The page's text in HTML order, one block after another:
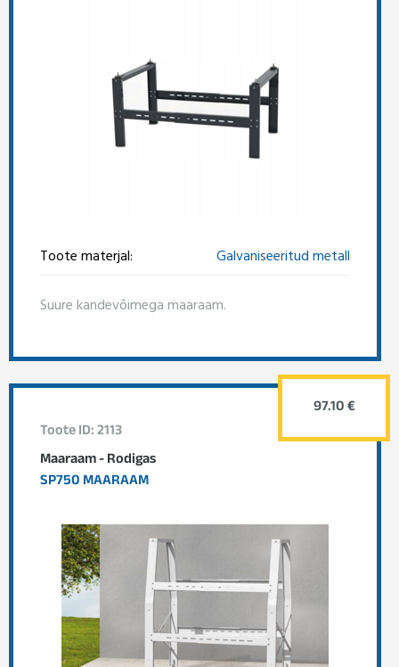
Toote materjal: Galvaniseeritud metall
Suure kandevõimega maaraam.
Toote ID: 2113
Maaraam - Rodigas
SP750 MAARAAM
97.10 €